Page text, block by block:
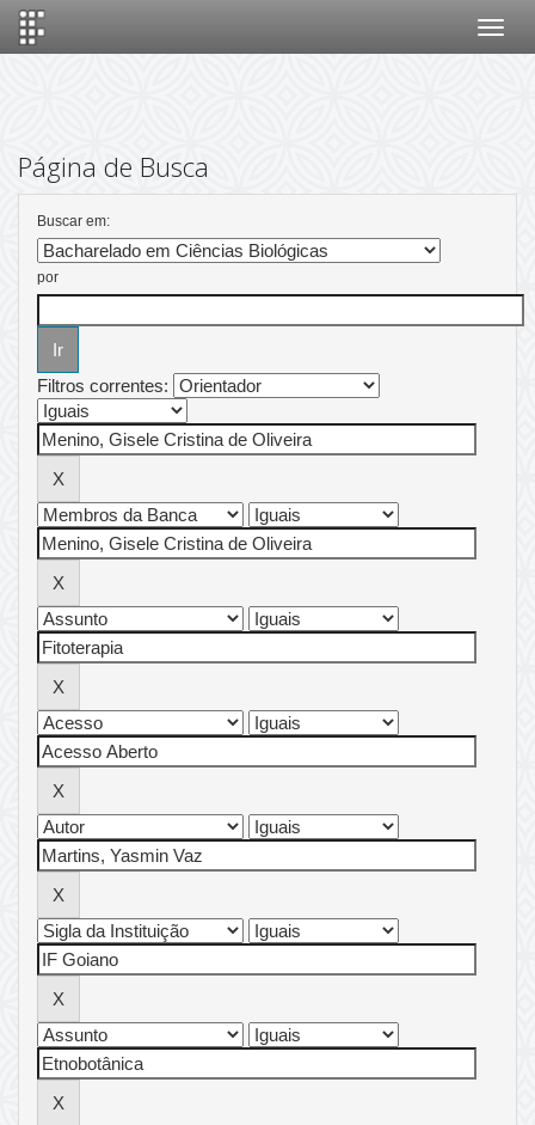
Página de Busca
Buscar em:
por
Filtros correntes: